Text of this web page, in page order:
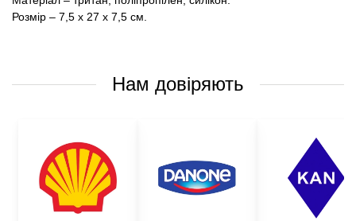
Розмір – 7,5 х 27 х 7,5 см.
Нам довіряють